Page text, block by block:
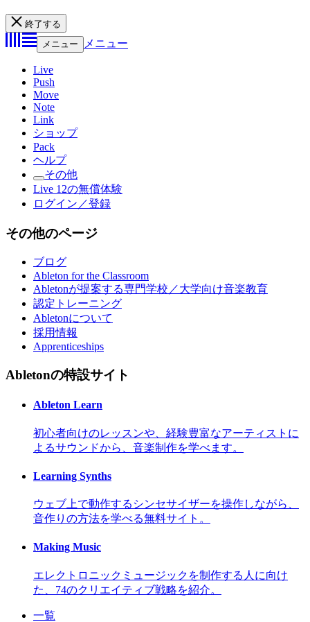
終了する
メニュー
メニュー
Live
Push
Move
Note
Link
ショップ
Pack
ヘルプ
その他
Live 12の無償体験
ログイン／登録
その他のページ
ブログ
Ableton for the Classroom
Abletonが提案する専門学校／大学向け音楽教育
認定トレーニング
Abletonについて
採用情報
Apprenticeships
Abletonの特設サイト
Ableton Learn
初心者向けのレッスンや、経験豊富なアーティストに
よるサウンドから、音楽制作を学べます。
Learning Synths
ウェブ上で動作するシンセサイザーを操作しながら、
音作りの方法を学べる無料サイト。
Making Music
エレクトロニックミュージックを制作する人に向け
た、74のクリエイティブ戦略を紹介。
一覧